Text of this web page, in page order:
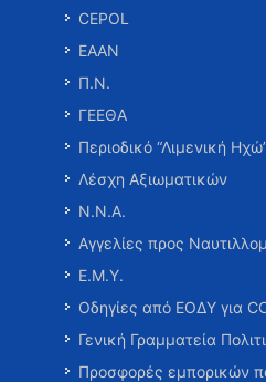
CEPOL
ΕΑΑΝ
Π.Ν.
ΓΕΕΘΑ
Περιοδικό “Λιμενική
Λέσχη Αξιωματικών
Ν.Ν.Α.
Αγγελίες προς
Ε.Μ.Υ.
Οδηγίες από ΕΟΔΥ για
Γενική Γραμματεία
Προσφορές εμπορικών